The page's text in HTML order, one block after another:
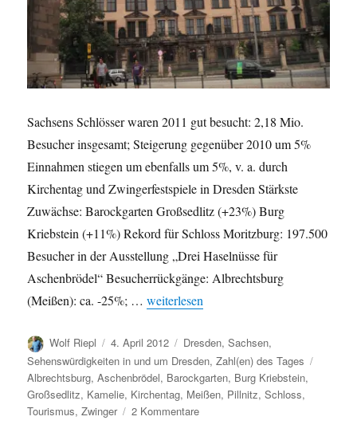
Sachsens Schlösser waren 2011 gut besucht: 2,18 Mio.
Besucher insgesamt; Steigerung gegenüber 2010 um 5%
Einnahmen stiegen um ebenfalls um 5%, v. a. durch
Kirchentag und Zwingerfestspiele in Dresden Stärkste
Zuwächse: Barockgarten Großsedlitz (+23%) Burg
Kriebstein (+11%) Rekord für Schloss Moritzburg: 197.500
Besucher in der Ausstellung „Drei Haselnüsse für
Aschenbrödel“ Besucherrückgänge: Albrechtsburg
(Meißen): ca. -25%; …„Sachsens Schlösser 2011 von über 2
weiterlesen
Autor
Wolf Riepl
Veröffentlicht
am
4. April 2012 Kategorien
Dresden,Sachsen,
Sehenswürdigkeiten in und um Dresden,Zahl(en) des Tages
Albrechtsburg,Aschenbrödel, Barockgarten, Burg Kriebstein,
Großsedlitz, Kamelie, Kirchentag, Meißen, Pillnitz,Schloss,
Tourismus,Zwinger 2 Kommentarezu